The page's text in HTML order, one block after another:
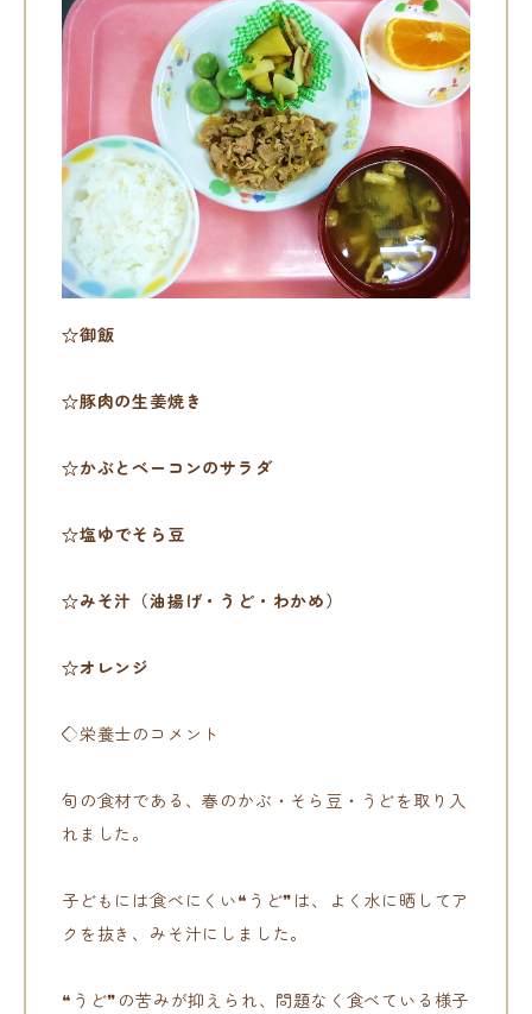
☆御飯
☆豚肉の生姜焼き
☆かぶとベーコンのサラダ
☆塩ゆでそら豆
☆みそ汁（油揚げ・うど・わかめ）
☆オレンジ
◇栄養士のコメント
旬の食材である、春のかぶ・そら豆・うどを取り入
れました。
子どもには食べにくい❝うど❞は、よく水に晒してア
クを抜き、みそ汁にしました。
❝うど❞の苦みが抑えられ、問題なく食べている様子